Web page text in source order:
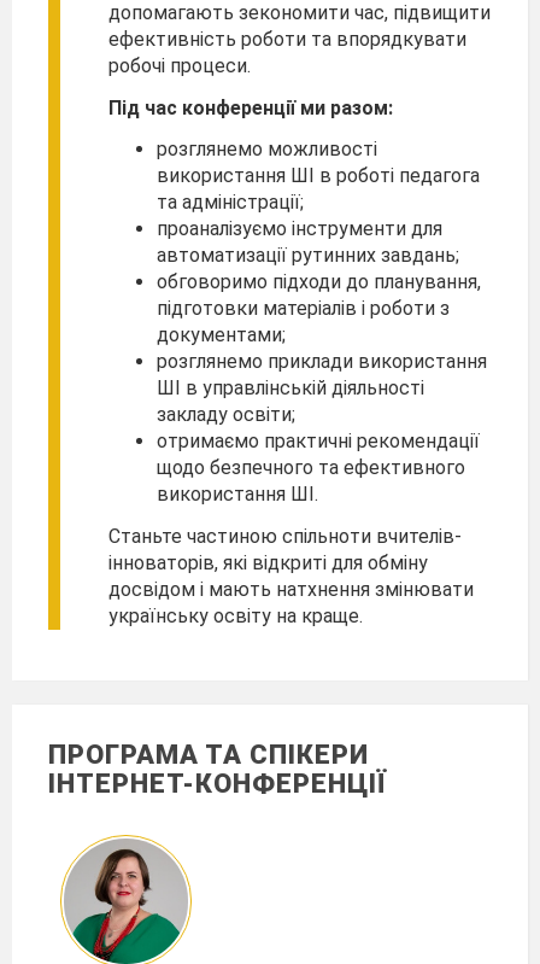
допомагають зекономити час, підвищити
ефективність роботи та впорядкувати
робочі процеси.
Під час конференції ми разом:
розглянемо можливості
використання ШІ в роботі педагога
та адміністрації;
проаналізуємо інструменти для
автоматизації рутинних завдань;
обговоримо підходи до планування,
підготовки матеріалів і роботи з
документами;
розглянемо приклади використання
ШІ в управлінській діяльності
закладу освіти;
отримаємо практичні рекомендації
щодо безпечного та ефективного
використання ШІ.
Станьте частиною спільноти вчителів-
інноваторів, які відкриті для обміну
досвідом і мають натхнення змінювати
українську освіту на краще.
ПРОГРАМА ТА СПІКЕРИ
ІНТЕРНЕТ-КОНФЕРЕНЦІЇ